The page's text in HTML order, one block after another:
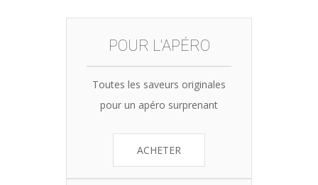
POUR L'APÉRO
Toutes les saveurs originales
pour un apéro surprenant
ACHETER